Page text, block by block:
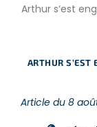
Arthur s’est
ARTHUR S’EST
Article du 8